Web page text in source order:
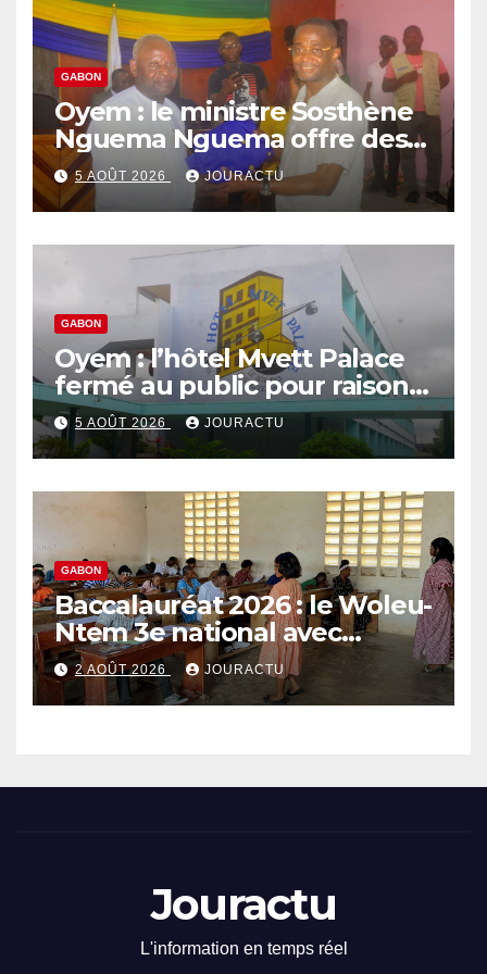
GABON
Oyem : le ministre Sosthène
Nguema Nguema offre des
nouvelles tenues aux chefs
de quartiers
5 AOÛT 2026 JOURACTU
GABON
Oyem : l’hôtel Mvett Palace
fermé au public pour raison
des travaux
5 AOÛT 2026 JOURACTU
GABON
Baccalauréat 2026 : le Woleu-
Ntem 3e national avec
89,64% de taux de réussite
2 AOÛT 2026 JOURACTU
Jouractu
L'information en temps réel